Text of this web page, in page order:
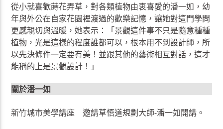
從小就喜歡蒔花弄草，對各類植物由衷喜愛的潘一如，幼
年與外公在自家花園裡渡過的歡樂記憶，讓她對這門學問
更感親切與溫暖，她表示：「景觀這件事不只是隨意種種
植物，光是這樣的程度誰都可以，根本用不到設計師，所
以先決條件一定要有美！並跟其他的藝術相互對話，這才
能稱的上是景觀設計！」
關於潘一如
新竹城市美學講座 邀請草悟道規劃大師-潘一如開講。